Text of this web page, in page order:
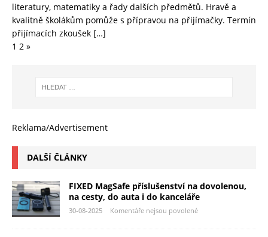
literatury, matematiky a řady dalších předmětů. Hravě a
kvalitně školákům pomůže s přípravou na přijímačky. Termín
přijímacích zkoušek […]
1 2 »
Reklama/Advertisement
DALŠÍ ČLÁNKY
FIXED MagSafe příslušenství na dovolenou,
na cesty, do auta i do kanceláře
30-08-2025 Komentáře nejsou povolené